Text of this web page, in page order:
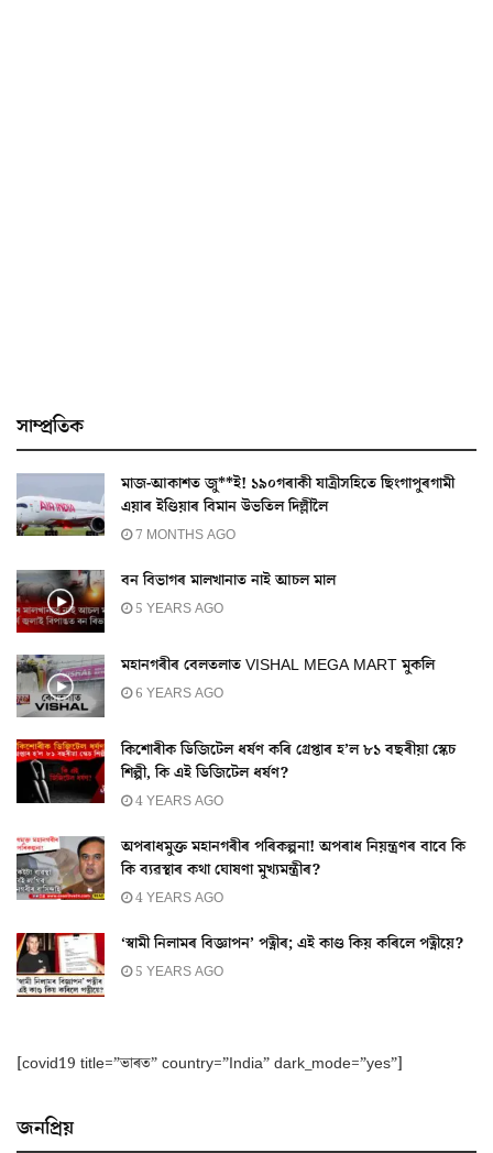
সাম্প্ৰতিক
মাজ-আকাশত জু**ই! ১৯০গৰাকী যাত্ৰীসহিতে ছিংগাপুৰগামী
এয়াৰ ইণ্ডিয়াৰ বিমান উভতিল দিল্লীলৈ
7 MONTHS AGO
বন বিভাগৰ মালখানাত নাই আচল মাল
5 YEARS AGO
মহানগৰীৰ বেলতলাত VISHAL MEGA MART মুকলি
6 YEARS AGO
কিশোৰীক ডিজিটেল ধৰ্ষণ কৰি গ্ৰেপ্তাৰ হ’ল ৮১ বছৰীয়া স্কেচ
শিল্পী, কি এই ডিজিটেল ধৰ্ষণ?
4 YEARS AGO
অপৰাধমুক্ত মহানগৰীৰ পৰিকল্পনা! অপৰাধ নিয়ন্ত্ৰণৰ বাবে কি
কি ব্যৱস্থাৰ কথা ঘোষণা মুখ্যমন্ত্ৰীৰ?
4 YEARS AGO
‘স্বামী নিলামৰ বিজ্ঞাপন’ পত্নীৰ; এই কাণ্ড কিয় কৰিলে পত্নীয়ে?
5 YEARS AGO
[covid19 title=”ভাৰত” country=”India” dark_mode=”yes”]
জনপ্ৰিয়